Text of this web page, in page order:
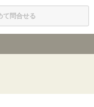
て問合せる